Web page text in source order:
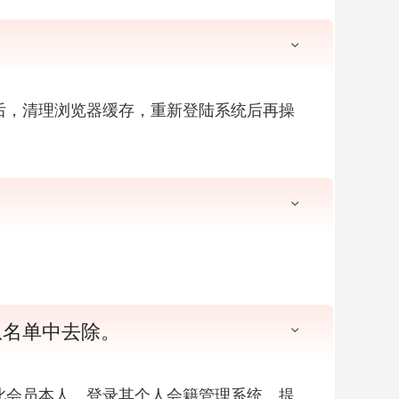
清理浏览器缓存，重新登陆系统后再操
单中去除。
员本人，登录其个人会籍管理系统，提